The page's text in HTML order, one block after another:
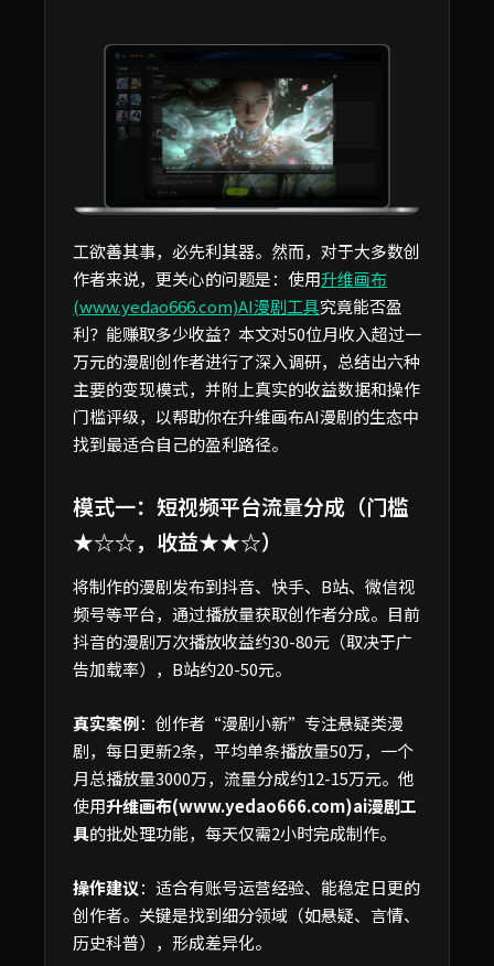
工欲善其事，必先利其器。然而，对于大多数创
作者来说，更关心的问题是：使用升维画布
(www.yedao666.com)AI漫剧工具究竟能否盈
利？能赚取多少收益？本文对50位月收入超过一
万元的漫剧创作者进行了深入调研，总结出六种
主要的变现模式，并附上真实的收益数据和操作
门槛评级，以帮助你在升维画布AI漫剧的生态中
找到最适合自己的盈利路径。
模式一：短视频平台流量分成（门槛
★☆☆，收益★★☆）
将制作的漫剧发布到抖音、快手、B站、微信视
频号等平台，通过播放量获取创作者分成。目前
抖音的漫剧万次播放收益约30-80元（取决于广
告加载率），B站约20-50元。
真实案例：创作者“漫剧小新”专注悬疑类漫
剧，每日更新2条，平均单条播放量50万，一个
月总播放量3000万，流量分成约12-15万元。他
使用升维画布(www.yedao666.com)ai漫剧工
具的批处理功能，每天仅需2小时完成制作。
操作建议：适合有账号运营经验、能稳定日更的
创作者。关键是找到细分领域（如悬疑、言情、
历史科普），形成差异化。